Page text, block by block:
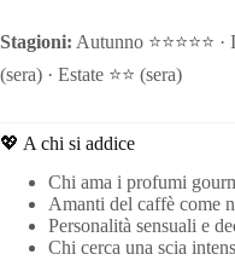
Stagioni: Autunno ⭐⭐⭐⭐⭐ ·
(sera) · Estate ⭐⭐ (sera)
💖 A chi si addice
Chi ama i profumi
Amanti del caffè come
Personalità sensuali e
Chi cerca una scia